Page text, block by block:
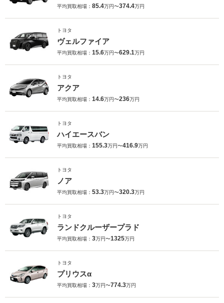
平均買取相場： 85.4万円〜374.4万円
トヨタ
ヴェルファイア
平均買取相場： 15.6万円〜629.1万円
トヨタ
アクア
平均買取相場： 14.6万円〜236万円
トヨタ
ハイエースバン
平均買取相場： 155.3万円〜416.9万円
トヨタ
ノア
平均買取相場： 53.3万円〜320.3万円
トヨタ
ランドクルーザープラド
平均買取相場： 3万円〜1325万円
トヨタ
プリウスα
平均買取相場： 3万円〜774.3万円